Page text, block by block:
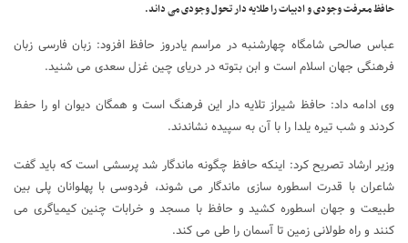
حافظ معرفت وجودی و ادبیات را طلایه دار تحول وجودی می داند.
عباس صالحی شامگاه چهارشنبه در مراسم یادروز حافظ افزود: زبان فارسی زبان
فرهنگی جهان اسلام است و ابن بتوته در دریای چین غزل سعدی می شنید.
وی ادامه داد: حافظ شیراز تلایه دار این فرهنگ است و همگان دیوان او را حفظ
کردند و شب تیره یلدا را با آن به سپیده نشاندند.
وزیر ارشاد تصریح کرد: اینکه حافظ چگونه ماندگار شد پرسشی است که باید گفت
شاعران با قدرت اسطوره سازی ماندگار می شوند، فردوسی با پهلوانان پلی بین
طبیعت و جهان اسطوره کشید و حافظ با مسجد و خرابات چنین کیمیاگری می
کنند و راه طولانی زمین تا آسمان را طی می کند.